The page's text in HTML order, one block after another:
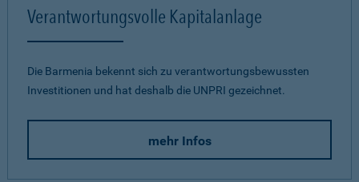
Verantwortungsvolle Kapitalanlage
Die Barmenia bekennt sich zu verantwortungsbewussten
Investitionen und hat deshalb die UNPRI gezeichnet.
mehr Infos